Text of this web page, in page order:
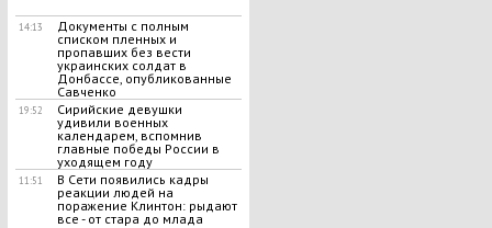
14:13
Документы с полным
списком пленных и
пропавших без вести
украинских солдат в
Донбассе, опубликованные
Савченко
19:52
Сирийские девушки
удивили военных
календарем, вспомнив
главные победы России в
уходящем году
11:51
В Сети появились кадры
реакции людей на
поражение Клинтон: рыдают
все - от стара до млада